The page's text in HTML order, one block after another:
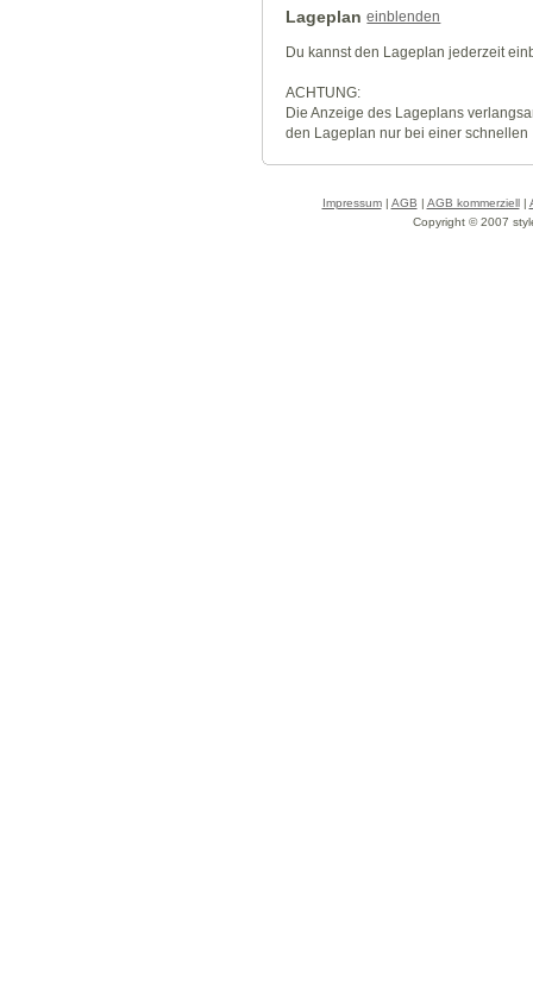
Lageplan einblenden
Du kannst den Lageplan jederzeit
ACHTUNG:
Die Anzeige des Lageplans
den Lageplan nur bei einer
Impressum| AGB | AGB kommerziell|
Copyright © 2007